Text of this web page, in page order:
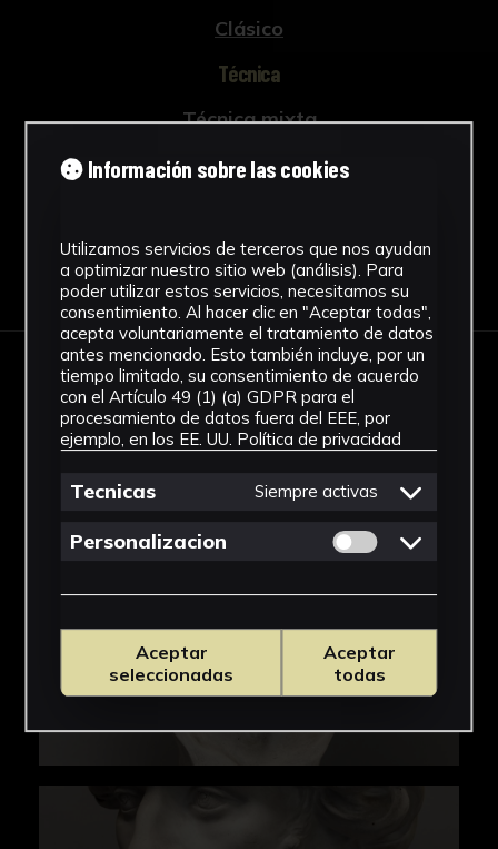
ellos realizados en los primeros años de su
llegada a Roma, donde su fama le propició
numerosos encargos. No obstante, se aprecia
pues irá apartándose del realismo que
marcado.
Su obra no representa una continuación
directa del clasicismo boloñés, sino una versión
revisada y de transición entre el grandioso
estilo de Bernini y la sobriedad de un nuevo
clasicismo más heroico, de ahí que sus retratos
fueran elegidos como modelo por las
Academias para realizar los estudios de
cabezas. Después de la de Bernini su
reputación no tuvo parangón, con numerosos y
"Cabeza de Algardi". En: Beltrán Fortes,
José/Méndez Rodríguez, Luis (eds.): Yesos:
gipsoteca de la Universidad de Sevilla :
recuperación de la colección de vaciados :
Universidad de Sevilla, p. 212.
Clásico
Técnica
Técnica mixta
Descargar Ficha
IMÁGENES
Información sobre las cookies
Utilizamos servicios de terceros que nos ayudan
a optimizar nuestro sitio web (análisis). Para
poder utilizar estos servicios, necesitamos su
consentimiento. Al hacer clic en "Aceptar todas",
acepta voluntariamente el tratamiento de datos
antes mencionado. Esto también incluye, por un
tiempo limitado, su consentimiento de acuerdo
con el Artículo 49 (1) (a) GDPR para el
procesamiento de datos fuera del EEE, por
ejemplo, en los EE. UU. Política de privacidad
Tecnicas Siempre activas
Personalizacion Permitir cookies
Aceptar
seleccionadas
Aceptar
todas